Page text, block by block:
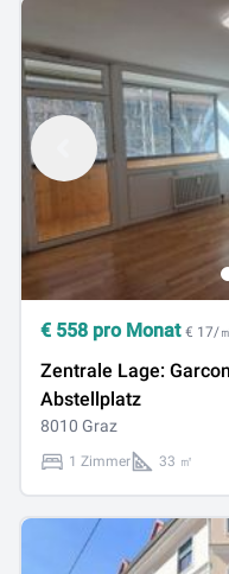
€ 558 pro Monat € 17/
Zentrale Lage:
Abstellplatz
8010 Graz
1 Zimmer 33 ㎡